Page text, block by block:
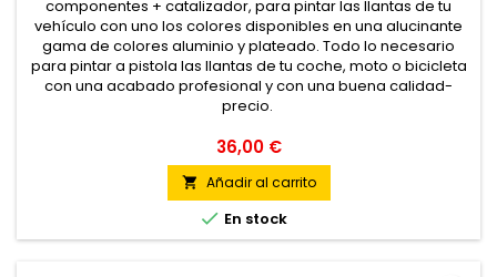
componentes + catalizador, para pintar las llantas de tu
vehículo con uno los colores disponibles en una alucinante
gama de colores aluminio y plateado. Todo lo necesario
para pintar a pistola las llantas de tu coche, moto o bicicleta
con una acabado profesional y con una buena calidad-
precio.
36,00 €
 Añadir al carrito
 En stock